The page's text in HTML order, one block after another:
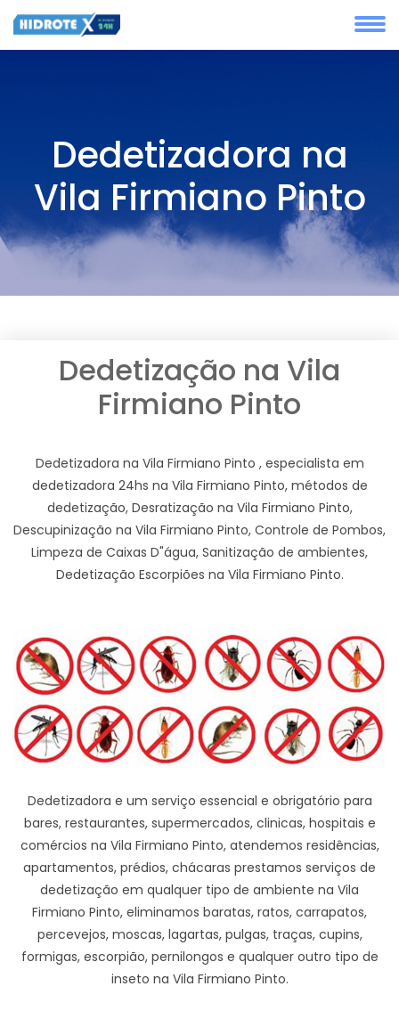
Dedetizadora na
Vila Firmiano Pinto
Dedetização na Vila
Firmiano Pinto
Dedetizadora na Vila Firmiano Pinto , especialista em
dedetizadora 24hs na Vila Firmiano Pinto, métodos de
dedetização, Desratização na Vila Firmiano Pinto,
Descupinização na Vila Firmiano Pinto, Controle de Pombos,
Limpeza de Caixas D"água, Sanitização de ambientes,
Dedetização Escorpiões na Vila Firmiano Pinto.
Dedetizadora e um serviço essencial e obrigatório para
bares, restaurantes, supermercados, clinicas, hospitais e
comércios na Vila Firmiano Pinto, atendemos residências,
apartamentos, prédios, chácaras prestamos serviços de
dedetização em qualquer tipo de ambiente na Vila
Firmiano Pinto, eliminamos baratas, ratos, carrapatos,
percevejos, moscas, lagartas, pulgas, traças, cupins,
formigas, escorpião, pernilongos e qualquer outro tipo de
inseto na Vila Firmiano Pinto.